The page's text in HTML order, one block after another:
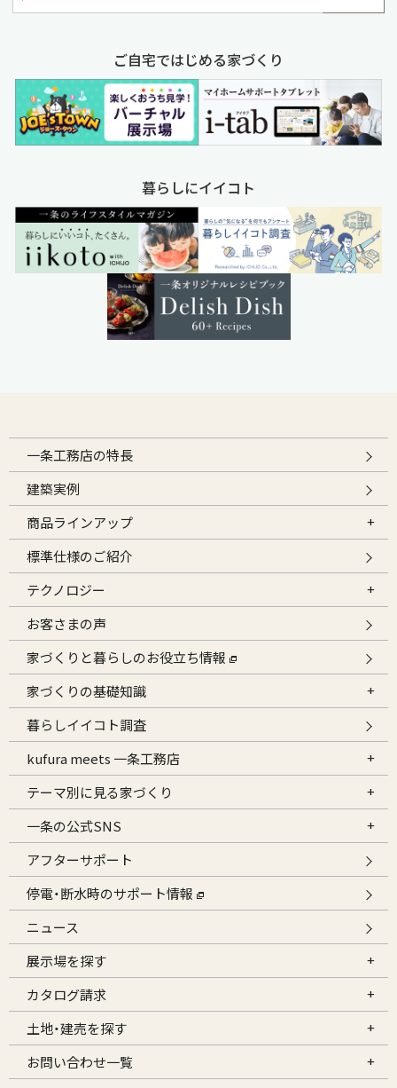
ご自宅ではじめる家づくり
暮らしにイイコト
一条工務店の特長
建築実例
商品ラインアップ
標準仕様のご紹介
テクノロジー
お客さまの声
家づくりと暮らしのお役立ち情報
家づくりの基礎知識
暮らしイイコト調査
kufura meets 一条工務店
テーマ別に見る家づくり
一条の公式SNS
アフターサポート
停電・断水時のサポート情報
ニュース
展示場を探す
カタログ請求
土地・建売を探す
お問い合わせ一覧